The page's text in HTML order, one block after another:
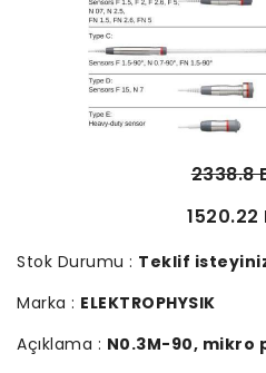
2338.8
1520.22
Stok Durumu : Teklif
Marka : ELEKTROPHYSIK
Açıklama : N0.3M-90, mikro